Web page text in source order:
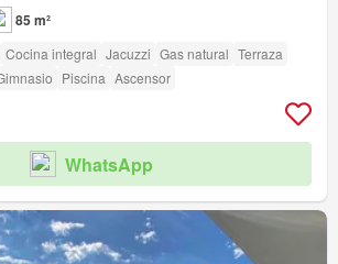
85 m²
Cocina integral Jacuzzi Gas natural Terraza
Piscina Ascensor
WhatsApp